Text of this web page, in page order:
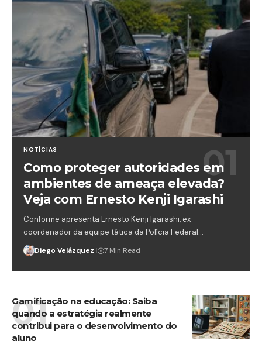
NOTÍCIAS
Como proteger autoridades em
ambientes de ameaça elevada?
Veja com Ernesto Kenji Igarashi
Conforme apresenta Ernesto Kenji Igarashi, ex-
coordenador da equipe tática da Polícia Federal…
Diego Velázquez 7 Min Read
Gamificação na educação: Saiba
quando a estratégia realmente
contribui para o desenvolvimento do
aluno